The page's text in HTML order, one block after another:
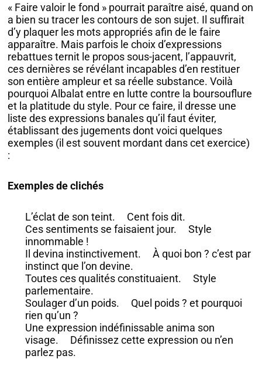
« Faire valoir le fond » pourrait paraître aisé, quand on
a bien su tracer les contours de son sujet. Il suffirait
d’y plaquer les mots appropriés afin de le faire
apparaître. Mais parfois le choix d’expressions
rebattues ternit le propos sous-jacent, l’appauvrit,
ces dernières se révélant incapables d’en restituer
son entière ampleur et sa réelle substance. Voilà
pourquoi Albalat entre en lutte contre la boursouflure
et la platitude du style. Pour ce faire, il dresse une
liste des expressions banales qu’il faut éviter,
établissant des jugements dont voici quelques
exemples (il est souvent mordant dans cet exercice)
:
Exemples de clichés
L’éclat de son teint. Cent fois dit.
Ces sentiments se faisaient jour. Style
innommable !
Il devina instinctivement. À quoi bon ? c’est par
instinct que l’on devine.
Toutes ces qualités constituaient. Style
parlementaire.
Soulager d’un poids. Quel poids ? et pourquoi
rien qu’un ?
Une expression indéfinissable anima son
visage. Définissez cette expression ou n’en
parlez pas.